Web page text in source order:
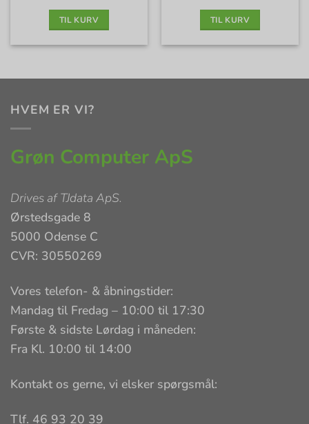
TIL KURV TIL KURV
HVEM ER VI?
Grøn Computer ApS
Drives afTJdata ApS.
Ørstedsgade 8
5000 Odense C
CVR: 30550269
Vores telefon- & åbningstider:
Mandag til Fredag – 10:00 til 17:30
Første & sidste Lørdag i måneden:
Fra Kl. 10:00 til 14:00
Kontakt os gerne, vi elsker spørgsmål:
Tlf. 46 93 20 39